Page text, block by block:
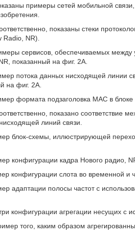
примеры сетей мобильной
показаны стеки
Radio, NR).
сервисов, обеспечиваемых между
показанный на фиг. 2А.
потока данных нисходящей линии
на фиг. 2А.
формата подзаголовка MAC в блоке
показано соответствие
линий связи.
блок-схемы, иллюстрирующей
конфигурации кадра Нового радио,
конфигурации слота во временной и
адаптации полосы частот с
конфигурации агрегации несущих с
того, каким образом